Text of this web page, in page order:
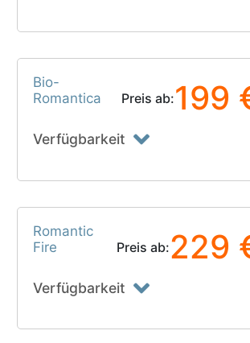
Bio-
Romantica
Preis ab:199
Verfügbarkeit
Romantic
Fire
Preis ab:229
Verfügbarkeit